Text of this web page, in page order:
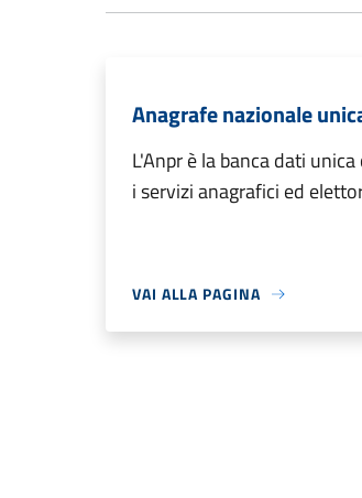
Anagrafe nazionale
L'Anpr è la banca dati
i servizi anagrafici ed
VAI ALLA PAGINA